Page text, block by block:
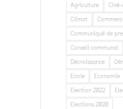
Agriculture
Climat
Communiqué de
Conseil communal
Décroissance
Ecole
Economie
Election 2022
Elections 2020